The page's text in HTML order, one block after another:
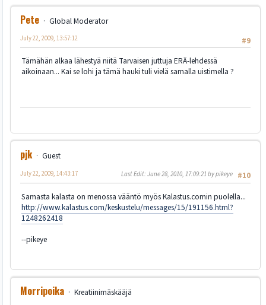
Pete
Global Moderator
#9
July 22, 2009, 13:57:12
Tämähän alkaa lähestyä niitä Tarvaisen juttuja ERÄ-lehdessä
aikoinaan... Kai se lohi ja tämä hauki tuli vielä samalla uistimella ?
pjk
Guest
#10
July 22, 2009, 14:43:17 Last Edit: June 28, 2010, 17:09:21 by pikeye
Samasta kalasta on menossa vääntö myös Kalastus.comin puolella...
http://www.kalastus.com/keskustelu/messages/15/191156.html?
1248262418
--pikeye
Morripoika
Kreatiinimäskääjä